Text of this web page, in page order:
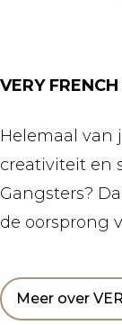
VERY
Helemaal van
creativiteit en
Gangsters?
de oorsprong
Meer over